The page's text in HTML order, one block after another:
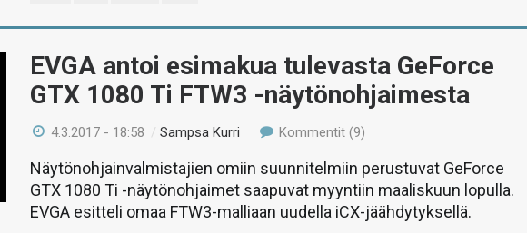
EVGA antoi esimakua tulevasta GeForce
GTX 1080 Ti FTW3 -näytönohjaimesta
4.3.2017 - 18:58 /Sampsa Kurri Kommentit (9)
Näytönohjainvalmistajien omiin suunnitelmiin perustuvat GeForce
GTX 1080 Ti -näytönohjaimet saapuvat myyntiin maaliskuun lopulla.
EVGA esitteli omaa FTW3-malliaan uudella iCX-jäähdytyksellä.